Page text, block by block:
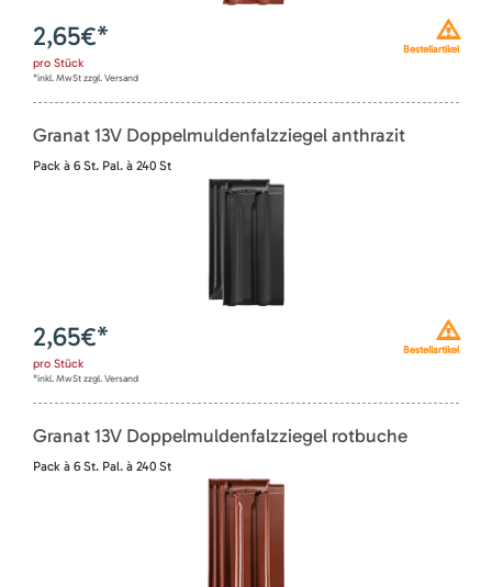
Bestellartikel
2,65€*
pro Stück
*inkl. MwSt zzgl. Versand
Granat 13V Doppelmuldenfalzziegel anthrazit
Pack à 6 St. Pal. à 240 St
Bestellartikel
2,65€*
pro Stück
*inkl. MwSt zzgl. Versand
Granat 13V Doppelmuldenfalzziegel rotbuche
Pack à 6 St. Pal. à 240 St